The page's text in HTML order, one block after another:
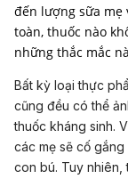
đến lượng sữa mẹ
toàn, thuốc nào
những thắc mắc
Bất kỳ loại thực
cũng đều có thể
thuốc kháng sinh.
các mẹ sẽ cố
con bú. Tuy